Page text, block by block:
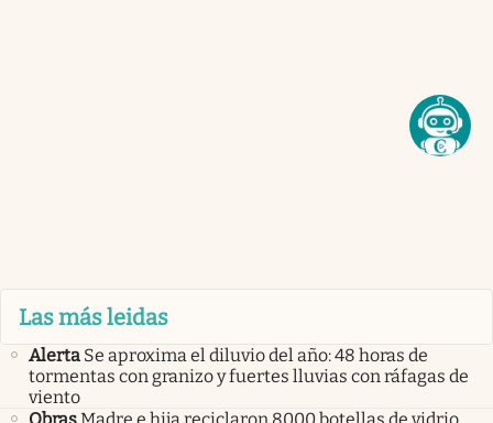
Las más leidas
Alerta Se aproxima el diluvio del año: 48 horas de
tormentas con granizo y fuertes lluvias con ráfagas de
viento